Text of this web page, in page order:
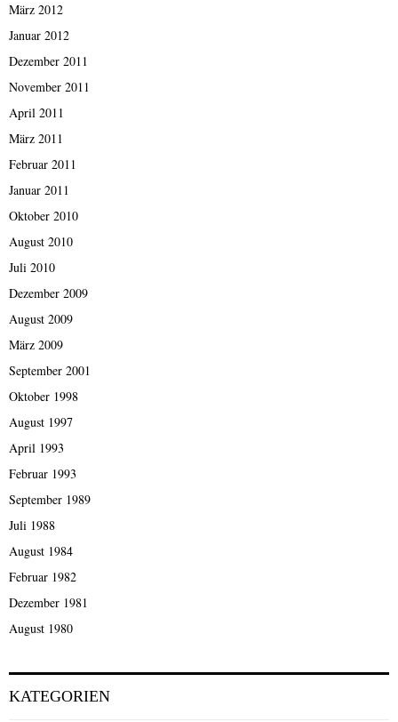
März 2012
Januar 2012
Dezember 2011
November 2011
April 2011
März 2011
Februar 2011
Januar 2011
Oktober 2010
August 2010
Juli 2010
Dezember 2009
August 2009
März 2009
September 2001
Oktober 1998
August 1997
April 1993
Februar 1993
September 1989
Juli 1988
August 1984
Februar 1982
Dezember 1981
August 1980
KATEGORIEN